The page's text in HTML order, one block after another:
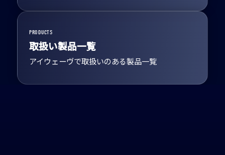
PRODUCTS
取扱い製品一覧
アイウェーヴで取扱いのある製品一覧